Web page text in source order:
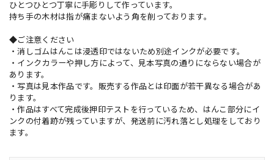
ひとつひとつ丁寧に手彫りして作っています。
持ち手の木材は指が痛まないよう角を削っております。
◆ご注意ください
・消しゴムはんこは浸透印ではないため別途インクが必要です。
・インクカラーや押し方によって、見本写真の通りにならない場合が
あります。
・写真は見本作品です。販売する作品とは印面が若干異なる場合があ
ります。
・作品はすべて完成後押印テストを行っているため、はんこ部分にイ
ンクの付着跡が残っていますが、発送前に汚れ落とし処理をしており
ます。